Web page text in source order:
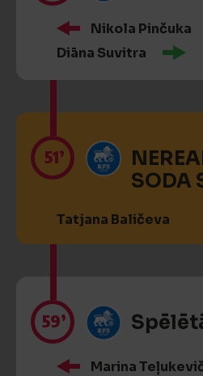
Nikola Pinčuka
Diāna Suvitra
51’
SODA
Tatjana Baličeva
59’
Marina